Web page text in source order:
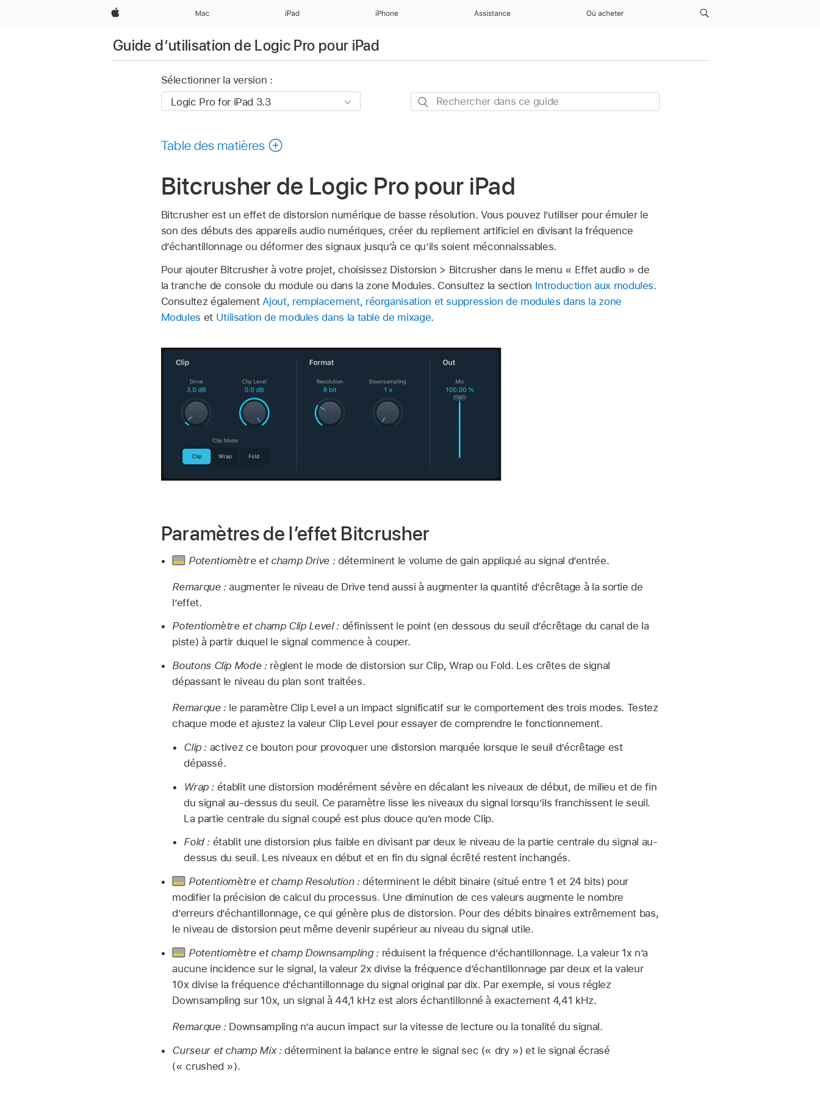
Apple Mac iPad iPhone Assistance Où acheter
Guide d’utilisation de Logic Pro pour iPad
Sélectionner la version :
Rechercher
Table des matières
Bitcrusher de Logic Pro pour iPad
Bitcrusher est un effet de distorsion numérique de basse résolution. Vous pouvez l’utiliser pour émuler le
son des débuts des appareils audio numériques, créer du repliement artificiel en divisant la fréquence
d’échantillonnage ou déformer des signaux jusqu’à ce qu’ils soient méconnaissables.
Pour ajouter Bitcrusher à votre projet, choisissez Distorsion > Bitcrusher dans le menu « Effet audio » de
la tranche de console du module ou dans la zone Modules. Consultez la section Introduction aux modules.
Consultez égalementAjout, remplacement, réorganisation et suppression de modules dans la zone
Modules et Utilisation de modules dans la table de mixage.
Paramètres de l’effet Bitcrusher
Potentiomètre et champ Drive : déterminent le volume de gain appliqué au signal d’entrée.
Remarque :augmenter le niveau de Drive tend aussi à augmenter la quantité d’écrêtage à la sortie de
l’effet.
Potentiomètre et champ Clip Level :définissent le point (en dessous du seuil d’écrêtage du canal de la
piste) à partir duquel le signal commence à couper.
Boutons Clip Mode :règlent le mode de distorsion sur Clip, Wrap ou Fold. Les crêtes de signal
dépassant le niveau du plan sont traitées.
Remarque : le paramètre Clip Level a un impact significatif sur le comportement des trois modes. Testez
chaque mode et ajustez la valeur Clip Level pour essayer de comprendre le fonctionnement.
Clip : activez ce bouton pour provoquer une distorsion marquée lorsque le seuil d’écrêtage est
dépassé.
Wrap : établit une distorsion modérément sévère en décalant les niveaux de début, de milieu et de fin
du signal au-dessus du seuil. Ce paramètre lisse les niveaux du signal lorsqu’ils franchissent le seuil.
La partie centrale du signal coupé est plus douce qu’en mode Clip.
Fold : établit une distorsion plus faible en divisant par deux le niveau de la partie centrale du signal au-
dessus du seuil. Les niveaux en début et en fin du signal écrêté restent inchangés.
Potentiomètre et champ Resolution : déterminent le débit binaire (situé entre 1 et 24 bits) pour
modifier la précision de calcul du processus. Une diminution de ces valeurs augmente le nombre
d’erreurs d’échantillonnage, ce qui génère plus de distorsion. Pour des débits binaires extrêmement bas,
le niveau de distorsion peut même devenir supérieur au niveau du signal utile.
Potentiomètre et champ Downsampling : réduisent la fréquence d’échantillonnage. La valeur 1x n’a
aucune incidence sur le signal, la valeur 2x divise la fréquence d’échantillonnage par deux et la valeur
10x divise la fréquence d’échantillonnage du signal original par dix. Par exemple, si vous réglez
Downsampling sur 10x, un signal à 44,1 kHz est alors échantillonné à exactement 4,41 kHz.
Remarque : Downsampling n’a aucun impact sur la vitesse de lecture ou la tonalité du signal.
Curseur et champ Mix :déterminent la balance entre le signal sec (« dry ») et le signal écrasé
(« crushed »).